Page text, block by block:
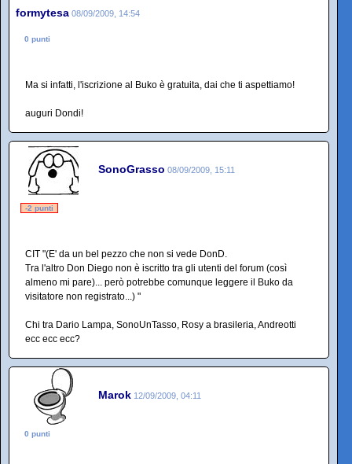
formytesa 08/09/2009, 14:54
0 punti
Ma si infatti, l'iscrizione al Buko è gratuita, dai che ti aspettiamo!
auguri Dondi!
SonoGrasso 08/09/2009, 15:11
-2 punti
CIT "(E' da un bel pezzo che non si vede DonD.
Tra l'altro Don Diego non è iscritto tra gli utenti del forum (così
almeno mi pare)... però potrebbe comunque leggere il Buko da
visitatore non registrato...) "
Chi tra Dario Lampa, SonoUnTasso, Rosy a brasileria, Andreotti
ecc ecc ecc?
Marok 12/09/2009, 04:11
0 punti